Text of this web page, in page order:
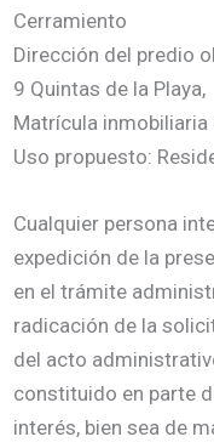
Cerramiento
Dirección del predio
9 Quintas de la Playa,
Matrícula
Uso propuesto:
Cualquier persona
expedición de la
en el trámite
radicación de la
del acto
constituido en parte
interés, bien sea de